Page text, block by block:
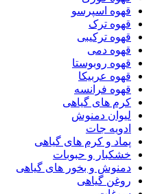
قهوه اسپرسو
قهوه ترک
قهوه ترکیبی
قهوه دمی
قهوه روبوستا
قهوه عربیکا
قهوه فرانسه
کرم های گیاهی
لیوان دمنوش
ادویه جات
پماد و کرم های گیاهی
خشکبار و حبوبات
دمنوش و بخور های گیاهی
روغن گیاهی